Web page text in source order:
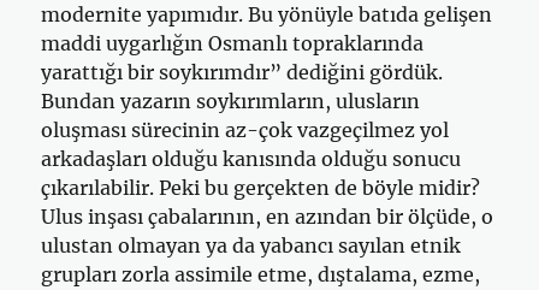
modernite yapımıdır. Bu yönüyle batıda gelişen
maddi uygarlığın Osmanlı topraklarında
yarattığı bir soykırımdır” dediğini gördük.
Bundan yazarın soykırımların, ulusların
oluşması sürecinin az-çok vazgeçilmez yol
arkadaşları olduğu kanısında olduğu sonucu
çıkarılabilir. Peki bu gerçekten de böyle midir?
Ulus inşası çabalarının, en azından bir ölçüde, o
ulustan olmayan ya da yabancı sayılan etnik
grupları zorla assimile etme, dıştalama, ezme,